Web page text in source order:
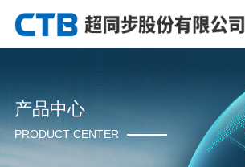
产品中心
PRODUCT CENTER